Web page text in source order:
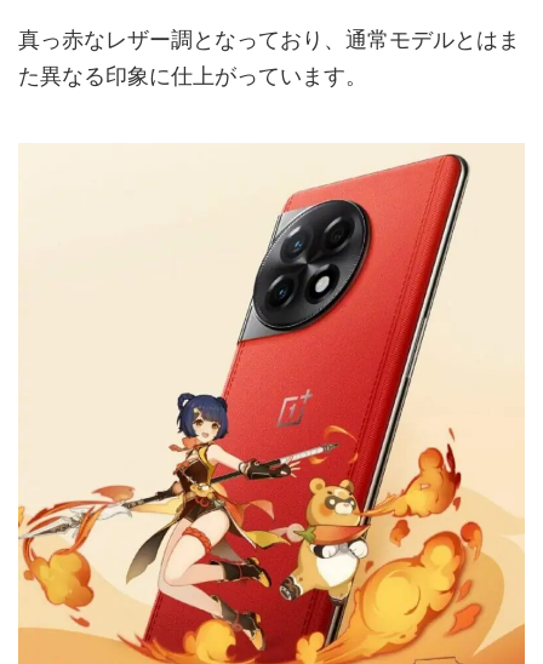
真っ赤なレザー調となっており、通常モデルとはま
た異なる印象に仕上がっています。